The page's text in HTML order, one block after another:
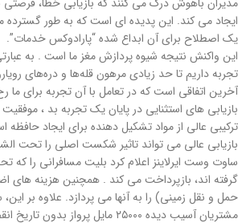
ایجاد می کند. این پدیده ای است که به طور گسترده
یک اصطلاح برای آن ابداع شده “پارادوکس خدمات”.
این واکنش نتیجه شیوه پردازش مغز ما است . به
تجربه داریم تا حد زیادی مرهون قله‌ها و دره‌های
آخرین اتفاقی است که در تعامل با آن تجربه برای ما
بازیابی های استثنایی در پایان یک تجربه بد ،
ترکیبی عالی از مواد تشکیل دهنده برای ایجاد
بازیابی عالی می تواند تاثیر شکست اصلی را تحت
ساوت وست ایرلاینز اعلام کرد بلیت مسافرانی را که
گرفته اند، بازپرداخت می کند . همچنین هزینه های
حمل و نقل زمینی) را به آنها می پردازد. علاوه بر
مشتریان آسیب دیده ۲۵۰۰۰ مایل پرواز بدون تاریخ انقضا ارائه می دهد.